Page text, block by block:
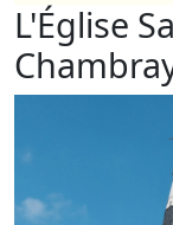
L'Église